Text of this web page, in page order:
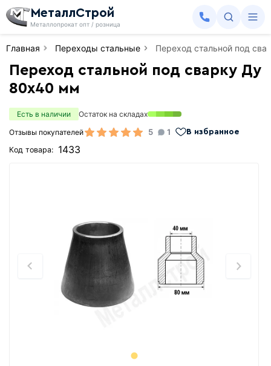
МеталлСтрой
Металлопрокат опт / розница
Главная Переходы стальные Переход стальной под
Переход стальной под сварку Ду
80х40 мм
Есть в наличии
Остаток на складах
Отзывы покупателей
5 1 В избранное
Код товара: 1433